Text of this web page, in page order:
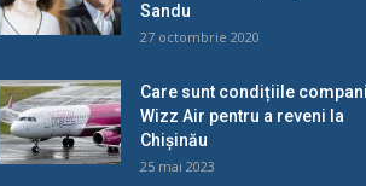
Sandu
27 octombrie 2020
Care sunt condițiile
Wizz Air pentru a reveni la
Chișinău
25 mai 2023